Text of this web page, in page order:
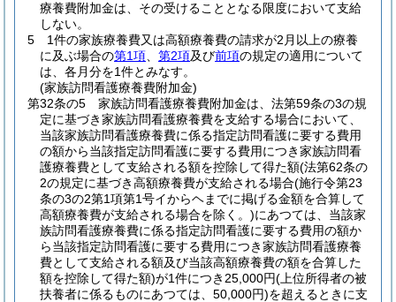
療養費附加金は、その受けることとなる限度において支給
しない。
5
1件の家族療養費又は高額療養費の請求が2月以上の療養
に及ぶ場合の第1項 第2項及び前項の規定の適用について
は、各月分を1件とみなす。
(家族訪問看護療養費附加金)
第32条の5
家族訪問看護療養費附加金は、法第59条の3の規
定に基づき家族訪問看護療養費を支給する場合において、
当該家族訪問看護療養費に係る指定訪問看護に要する費用
の額から当該指定訪問看護に要する費用につき家族訪問看
護療養費として支給される額を控除して得た額(法第62条の
2の規定に基づき高額療養費が支給される場合(施行令第23
条の3の2第1項第1号イからヘまでに掲げる金額を合算して
高額療養費が支給される場合を除く。)にあつては、当該家
族訪問看護療養費に係る指定訪問看護に要する費用の額か
ら当該指定訪問看護に要する費用につき家族訪問看護療養
費として支給される額及び当該高額療養費の額を合算した
額を控除して得た額)が1件につき25,000円(上位所得者の被
扶養者に係るものにあつては、50,000円)を超えるときに支